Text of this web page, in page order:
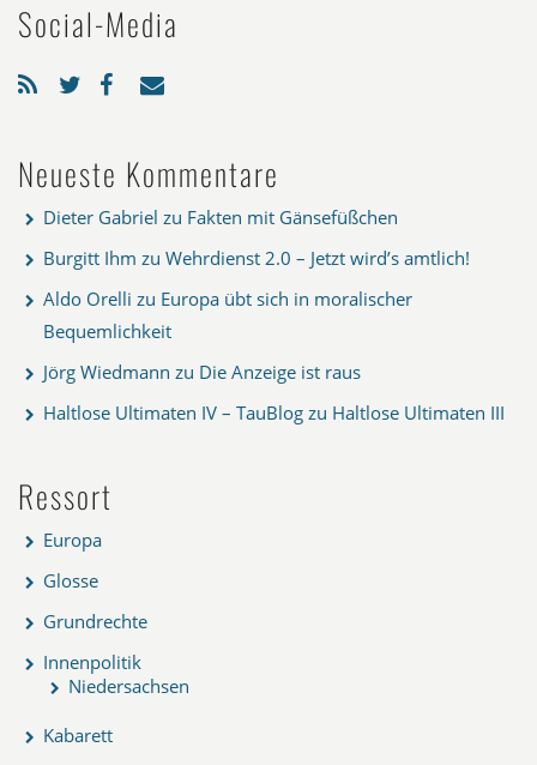
Social-Media
Neueste Kommentare
Dieter Gabriel zu Fakten mit Gänsefüßchen
Burgitt Ihm zu Wehrdienst 2.0 – Jetzt wird’s amtlich!
Aldo Orelli zu Europa übt sich in moralischer
Bequemlichkeit
Jörg Wiedmann zu Die Anzeige ist raus
Haltlose Ultimaten IV – TauBlog zu Haltlose Ultimaten III
Ressort
Europa
Glosse
Grundrechte
Innenpolitik
Niedersachsen
Kabarett